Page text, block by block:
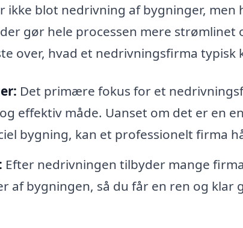
blot nedrivning af bygninger, men
gør hele processen mere strømlinet
over, hvad et nedrivningsfirma typisk
Det primære fokus for et
effektiv måde. Uanset om det er en
bygning, kan et professionelt firma
Efter nedrivningen tilbyder mange
af bygningen, så du får en ren og